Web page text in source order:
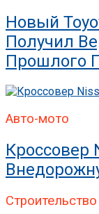
Новый
Получил
Прошлого
Авто-мото
Кроссовер